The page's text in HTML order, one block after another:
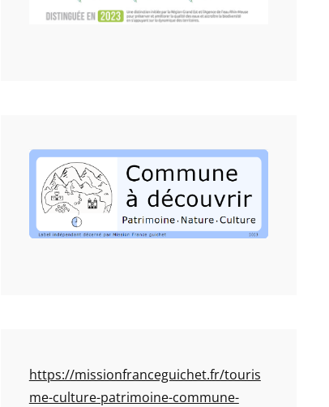
https://missionfranceguichet.fr/touris
me-culture-patrimoine-commune-